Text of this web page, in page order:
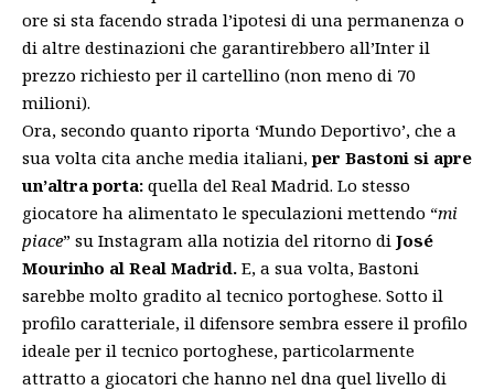
ore si sta facendo strada l’ipotesi di una permanenza o
di altre destinazioni che garantirebbero all’Inter il
prezzo richiesto per il cartellino (non meno di 70
milioni).
Ora, secondo quanto riporta ‘Mundo Deportivo’, che a
sua volta cita anche media italiani,per Bastoni si apre
un’altra porta: quella del Real Madrid. Lo stesso
giocatore ha alimentato le speculazioni mettendo “mi
piace” su Instagram alla notizia del ritorno di José
Mourinho al Real Madrid. E, a sua volta, Bastoni
sarebbe molto gradito al tecnico portoghese. Sotto il
profilo caratteriale, il difensore sembra essere il profilo
ideale per il tecnico portoghese, particolarmente
attratto a giocatori che hanno nel dna quel livello di